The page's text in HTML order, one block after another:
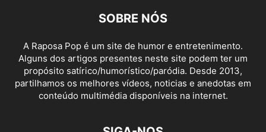
SOBRE NÓS
A Raposa Pop é um site de humor e entretenimento.
Alguns dos artigos presentes neste site podem ter um
propósito satírico/humorístico/paródia. Desde 2013,
partilhamos os melhores vídeos, noticias e anedotas em
conteúdo multimédia disponíveis na internet.